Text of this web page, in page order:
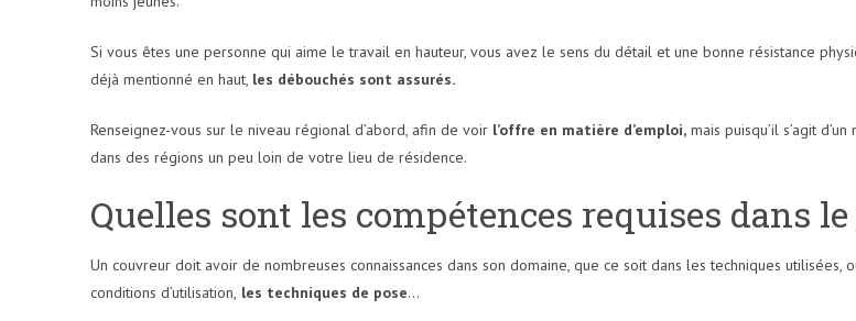
Si vous êtes une personne qui aime le travail en hauteur, vous avez le sens du détail et une bonne résistance
déjà mentionné en haut, les débouchés sont assurés.
Renseignez-vous sur le niveau régional d’abord, afin de voir l’offre en matière d’emploi, mais puisqu’il s’agit
dans des régions un peu loin de votre lieu de résidence.
Quelles sont les compétences requises dans
Un couvreur doit avoir de nombreuses connaissances dans son domaine, que ce soit dans les techniques
conditions d’utilisation, les techniques de pose…